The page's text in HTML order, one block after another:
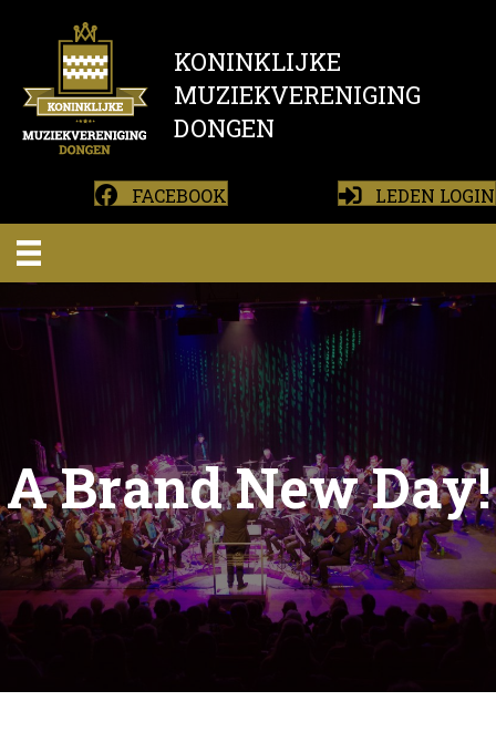
KONINKLIJKE
MUZIEKVERENIGING
DONGEN
FACEBOOK LEDEN LOGIN
A Brand New Day!